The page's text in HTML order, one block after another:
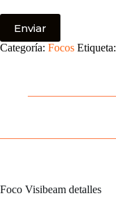
Categoría: Focos Etiqueta:
Foco Visibeam detalles